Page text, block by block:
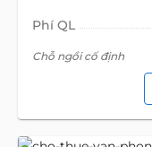
Phí QL
Chỗ ngồi cố định